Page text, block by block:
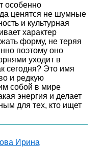
особенно
ценятся не шумные
и культурная
характер
форму, не теряя
поэтому оно
уходит в
сегодня? Это имя
и редкую
собой в мире
энергия и делает
для тех, кто ищет
Ирина